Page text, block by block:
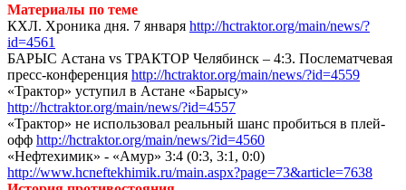
Материалы по теме
КХЛ. Хроника дня. 7 января http://hctraktor.org/main/news/?
id=4561
БАРЫС Астана vs ТРАКТОР Челябинск – 4:3. Послематчевая
пресс-конференция http://hctraktor.org/main/news/?id=4559
«Трактор» уступил в Астане «Барысу»
http://hctraktor.org/main/news/?id=4557
«Трактор» не использовал реальный шанс пробиться в плей-
офф http://hctraktor.org/main/news/?id=4560
«Нефтехимик» - «Амур» 3:4 (0:3, 3:1, 0:0)
http://www.hcneftekhimik.ru/main.aspx?page=73&article=7638